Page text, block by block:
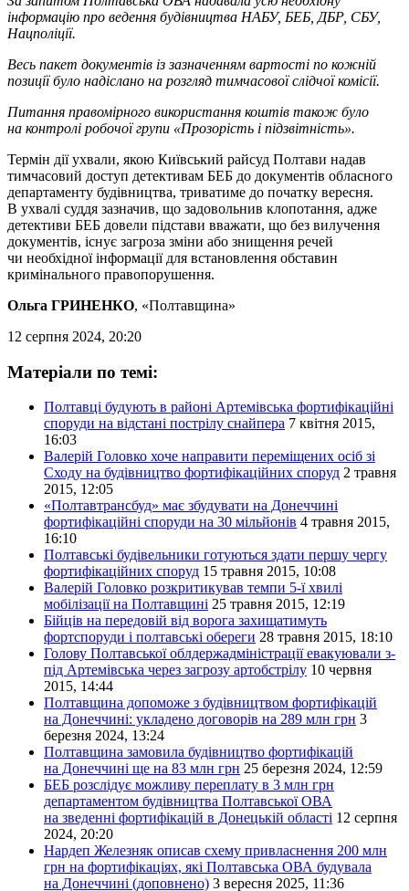
інформацію про ведення будівництва НАБУ, БЕБ, ДБР, СБУ,
Нацполіції.
Весь пакет документів із зазначенням вартості по кожній
позиції було надіслано на розгляд тимчасової слідчої комісії.
Питання правомірного використання коштів також було
на контролі робочої групи «Прозорість і підзвітність».
Термін дії ухвали, якою Київський райсуд Полтави надав
тимчасовий доступ детективам БЕБ до документів обласного
департаменту будівництва, триватиме до початку вересня.
В ухвалі суддя зазначив, що задовольнив клопотання, адже
детективи БЕБ довели підстави вважати, що без вилучення
документів, існує загроза зміни або знищення речей
чи необхідної інформації для встановлення обставин
кримінального правопорушення.
Ольга ГРИНЕНКО, «Полтавщина»
12 серпня 2024, 20:20
Матеріали по темі:
Полтавці будують в районі Артемівська фортифікаційні
споруди на відстані пострілу снайпера 7 квітня 2015,
16:03
Валерій Головко хоче направити переміщених осіб зі
Сходу на будівництво фортифікаційних споруд 2 травня
2015, 12:05
«Полтавтрансбуд» має збудувати на Донеччині
фортифікаційні споруди на 30 мільйонів 4 травня 2015,
16:10
Полтавські будівельники готуються здати першу чергу
фортифікаційних споруд 15 травня 2015, 10:08
Валерій Головко розкритикував темпи 5-ї хвилі
мобілізації на Полтавщині 25 травня 2015, 12:19
Бійців на передовій від ворога захищатимуть
фортспоруди і полтавські обереги 28 травня 2015, 18:10
Голову Полтавської облдержадміністрації евакуювали з-
під Артемівська через загрозу артобстрілу 10 червня
2015, 14:44
Полтавщина допоможе з будівництвом фортифікацій
на Донеччині: укладено договорів на 289 млн грн 3
березня 2024, 13:24
Полтавщина замовила будівництво фортифікацій
на Донеччині ще на 83 млн грн 25 березня 2024, 12:59
БЕБ розслідує можливу переплату в 3 млн грн
департаментом будівництва Полтавської ОВА
на зведенні фортифікацій в Донецькій області 12 серпня
2024, 20:20
Нардеп Железняк описав схему привласнення 200 млн
грн на фортифікаціях, які Полтавська ОВА будувала
на Донеччині (доповнено) 3 вересня 2025, 11:36